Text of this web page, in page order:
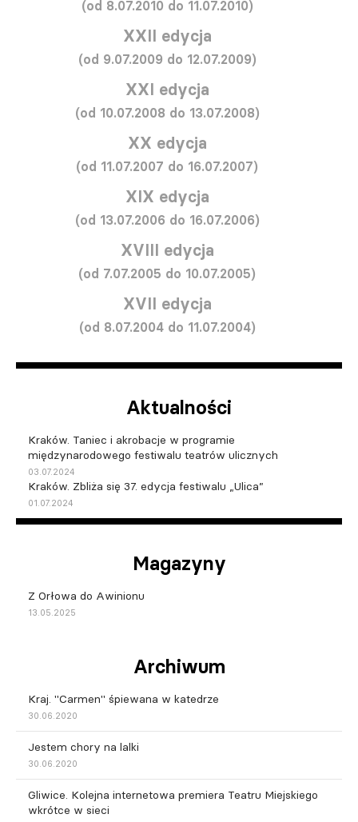
(od 8.07.2010 do 11.07.2010)
XXII edycja
(od 9.07.2009 do 12.07.2009)
XXI edycja
(od 10.07.2008 do 13.07.2008)
XX edycja
(od 11.07.2007 do 16.07.2007)
XIX edycja
(od 13.07.2006 do 16.07.2006)
XVIII edycja
(od 7.07.2005 do 10.07.2005)
XVII edycja
(od 8.07.2004 do 11.07.2004)
Aktualności
Kraków. Taniec i akrobacje w programie
międzynarodowego festiwalu teatrów ulicznych
03.07.2024
Kraków. Zbliża się 37. edycja festiwalu „Ulica”
01.07.2024
Magazyny
Z Orłowa do Awinionu
13.05.2025
Archiwum
Kraj. "Carmen" śpiewana w katedrze
30.06.2020
Jestem chory na lalki
30.06.2020
Gliwice. Kolejna internetowa premiera Teatru Miejskiego
wkrótce w sieci